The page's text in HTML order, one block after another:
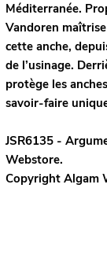
Méditerranée.
Vandoren
cette anche,
de l’usinage.
protège les
savoir-faire
JSR6135 -
Webstore.
Copyright Algam